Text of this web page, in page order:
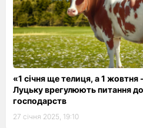
«1 січня ще телиця, а 1
Луцьку врегулюють питання
господарств
27 січня 2025, 19:10